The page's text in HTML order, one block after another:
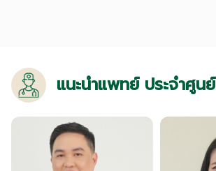
แนะนำแพทย์ ประจำศูนย์